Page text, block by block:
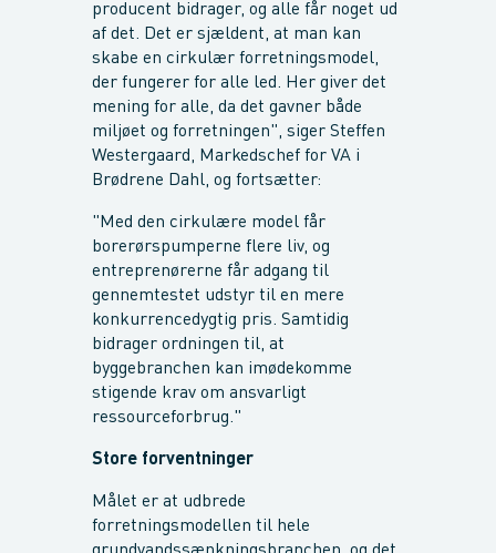
producent bidrager, og alle får noget ud
af det. Det er sjældent, at man kan
skabe en cirkulær forretningsmodel,
der fungerer for alle led. Her giver det
mening for alle, da det gavner både
miljøet og forretningen", siger Steffen
Westergaard, Markedschef for VA i
Brødrene Dahl, og fortsætter:
"Med den cirkulære model får
borerørspumperne flere liv, og
entreprenørerne får adgang til
gennemtestet udstyr til en mere
konkurrencedygtig pris. Samtidig
bidrager ordningen til, at
byggebranchen kan imødekomme
stigende krav om ansvarligt
ressourceforbrug."
Store forventninger
Målet er at udbrede
forretningsmodellen til hele